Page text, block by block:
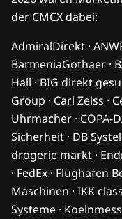
der CMCX dabei:
AdmiralDirekt ·
BarmeniaGothaer ·
Hall · BIG direkt
Group · Carl Zeiss ·
Uhrmacher · COPA-
Sicherheit · DB
drogerie markt ·
· FedEx · Flughafen
Maschinen · IKK
Systeme ·